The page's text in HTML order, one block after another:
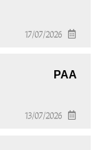
17/07/2026
PAA
13/07/2026